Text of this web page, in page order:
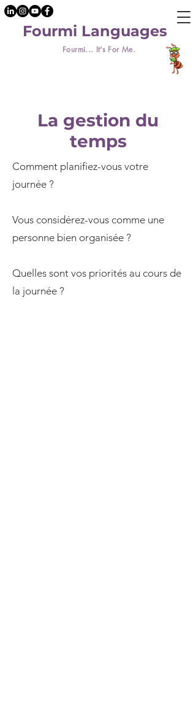
Fourmi... It's For Me.
Fourmi Languages
La gestion du
temps
Comment planifiez-vous votre
journée ?
Vous considérez-vous comme une
personne bien organisée ?
Quelles sont vos priorités au cours de
la journée ?